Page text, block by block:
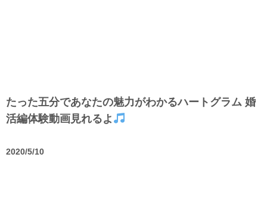
たった五分であなたの魅力がわかるハートグラム 婚
活編体験動画見れるよ
2020/5/10